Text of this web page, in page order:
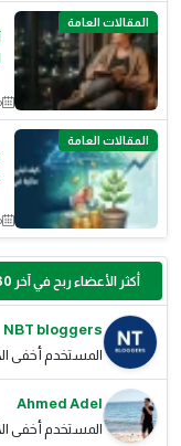
المقالات العامة
المقالات العامة
أكثر الأعضاء ربح في آخر 30 يومًا
NBT bloggers
المستخدم أخفى
Ahmed Adel
المستخدم أخفى